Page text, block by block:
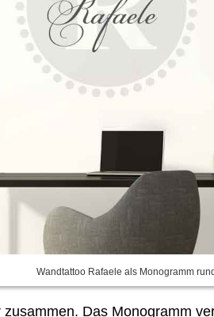
Wandtattoo Rafaele als Monogramm
Das Monogramm